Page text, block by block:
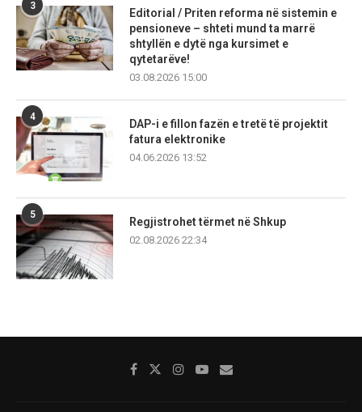
3
Editorial / Priten reforma në sistemin e
pensioneve – shteti mund ta marrë
shtyllën e dytë nga kursimet e
qytetarëve!
03.08.2026 15:00
4
DAP-i e fillon fazën e tretë të projektit
fatura elektronike
04.06.2026 13:52
5
Regjistrohet tërmet në Shkup
02.08.2026 22:34